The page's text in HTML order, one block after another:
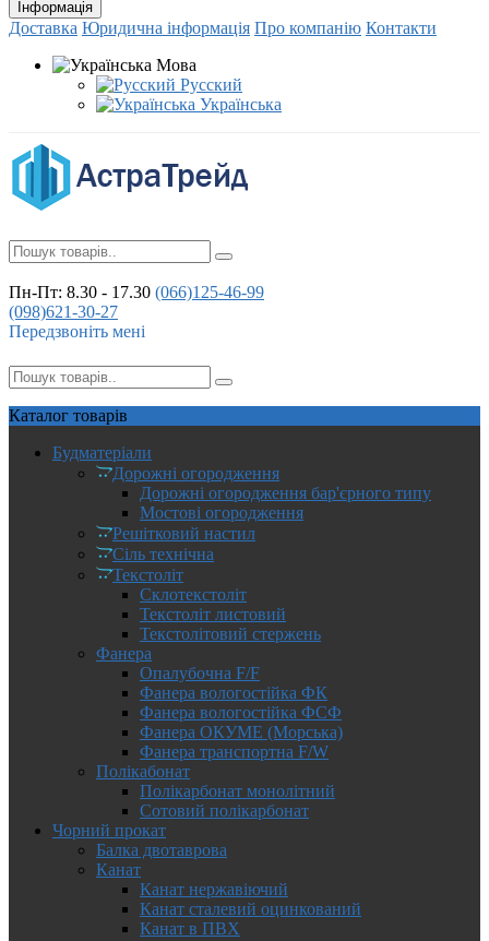
Інформація
Доставка Юридична інформація Про компанію Контакти
Мова
Русский
Українська
Пн-Пт: 8.30 - 17.30 (066)125-46-99
(098)621-30-27
Передзвоніть мені
Каталог товарів
Будматеріали
Дорожні огородження
Дорожні огородження бар'єрного типу
Мостові огородження
Решітковий настил
Сіль технічна
Текстоліт
Склотекстоліт
Текстоліт листовий
Текстолітовий стержень
Фанера
Опалубочна F/F
Фанера вологостійка ФК
Фанера вологостійка ФСФ
Фанера ОКУМЕ (Морська)
Фанера транспортна F/W
Полікабонат
Полікарбонат монолітний
Сотовий полікарбонат
Чорний прокат
Балка двотаврова
Канат
Канат нержавіючий
Канат сталевий оцинкований
Канат в ПВХ